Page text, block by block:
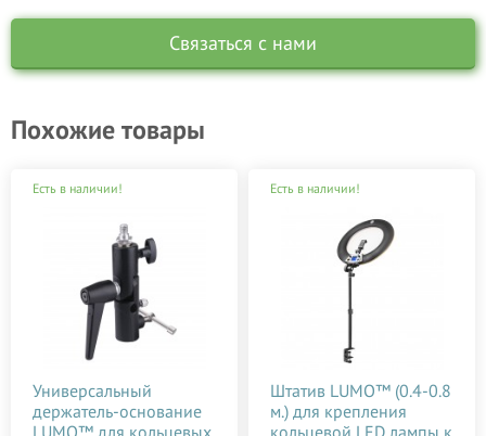
Связаться с нами
Похожие товары
Есть в наличии!
Универсальный
держатель-основание
Есть в наличии!
Штатив LUMO™ (0.4-0.8
м.) для крепления